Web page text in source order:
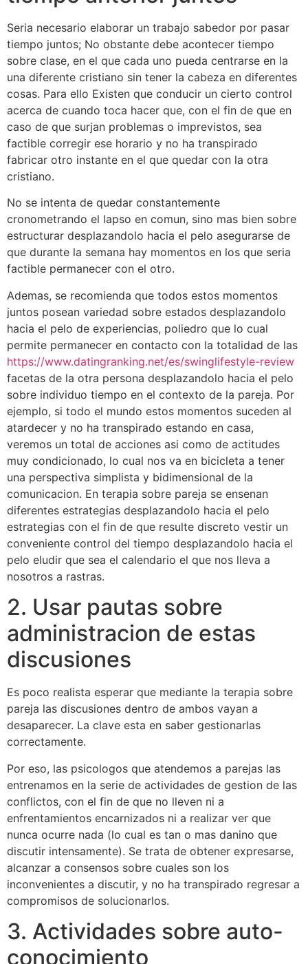
Seri­a necesario elaborar un trabajo sabedor por pasar
tiempo juntos; No obstante debe acontecer tiempo
sobre clase, en el que cada uno pueda centrarse en la
una diferente cristiano sin tener la cabeza en diferentes
cosas. Para ello Existen que conducir un cierto control
acerca de cuando toca hacer que, con el fin de que en
caso de que surjan problemas o imprevistos, sea
factible corregir ese horario y no ha transpirado
fabricar otro instante en el que quedar con la otra
cristiano.
No se intenta de quedar constantemente
cronometrando el lapso en comun, sino mas bien sobre
estructurar desplazandolo hacia el pelo asegurarse de
que durante la semana hay momentos en los que seri­a
factible permanecer con el otro.
Ademas, se recomienda que todos estos momentos
juntos posean variedad sobre estados desplazandolo
hacia el pelo de experiencias, poliedro que lo cual
permite permanecer en contacto con la totalidad de las
https://www.datingranking.net/es/swinglifestyle-review
facetas de la otra persona desplazandolo hacia el pelo
sobre individuo tiempo en el contexto de la pareja. Por
ejemplo, si todo el mundo estos momentos suceden al
atardecer y no ha transpirado estando en casa,
veremos un total de acciones asi­ como de actitudes
muy condicionado, lo cual nos va en bicicleta a tener
una perspectiva simplista y bidimensional de la
comunicacion. En terapia sobre pareja se ensenan
diferentes estrategi­as desplazandolo hacia el pelo
estrategias con el fin de que resulte discreto vestir un
conveniente control del tiempo desplazandolo hacia el
pelo eludir que sea el calendario el que nos lleva a
nosotros a rastras.
2. Usar pautas sobre
administracion de estas
discusiones
Es poco realista esperar que mediante la terapia sobre
pareja las discusiones dentro de ambos vayan a
desaparecer. La clave esta en saber gestionarlas
correctamente.
Por eso, las psicologos que atendemos a parejas las
entrenamos en la serie de actividades de gestion de las
conflictos, con el fin de que no lleven ni a
enfrentamientos encarnizados ni a realizar ver que
nunca ocurre nada (lo cual es tan o mas danino que
discutir intensamente). Se trata de obtener expresarse,
alcanzar a consensos sobre cuales son los
inconvenientes a discutir, y no ha transpirado regresar a
compromisos de solucionarlos.
3. Actividades sobre auto-
conocimiento